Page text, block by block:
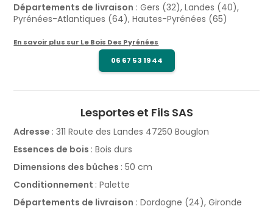
Départements de livraison : Gers (32), Landes (40),
Pyrénées-Atlantiques (64), Hautes-Pyrénées (65)
En savoir plus sur Le Bois Des Pyrénées
06 67 53 19 44
Lesportes et Fils SAS
Adresse : 311 Route des Landes 47250 Bouglon
Essences de bois : Bois durs
Dimensions des bûches : 50 cm
Conditionnement : Palette
Départements de livraison : Dordogne (24), Gironde